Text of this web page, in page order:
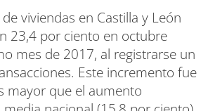
viviendas en Castilla y León
23,4 por ciento en octubre
mes de 2017, al registrarse un
Este incremento fue
mayor que el aumento